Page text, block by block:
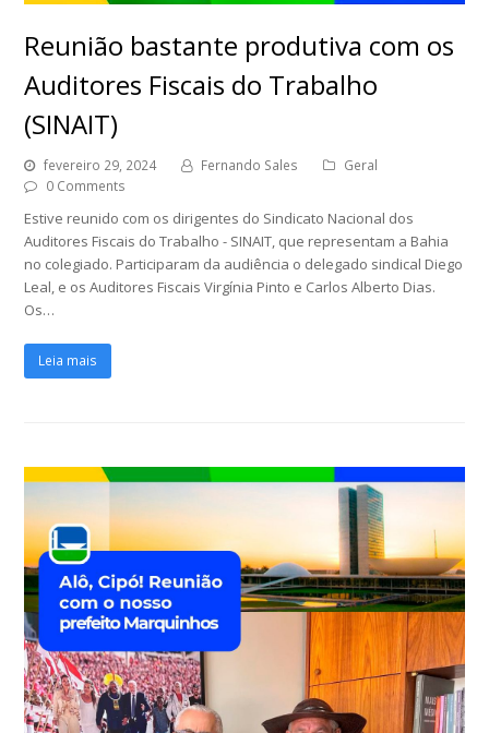
Reunião bastante produtiva com os
Auditores Fiscais do Trabalho
(SINAIT)
fevereiro 29, 2024 Fernando Sales
Geral
0 Comments
Estive reunido com os dirigentes do Sindicato Nacional dos
Auditores Fiscais do Trabalho - SINAIT, que representam a Bahia
no colegiado. Participaram da audiência o delegado sindical Diego
Leal, e os Auditores Fiscais Virgínia Pinto e Carlos Alberto Dias.
Os…
Leia mais